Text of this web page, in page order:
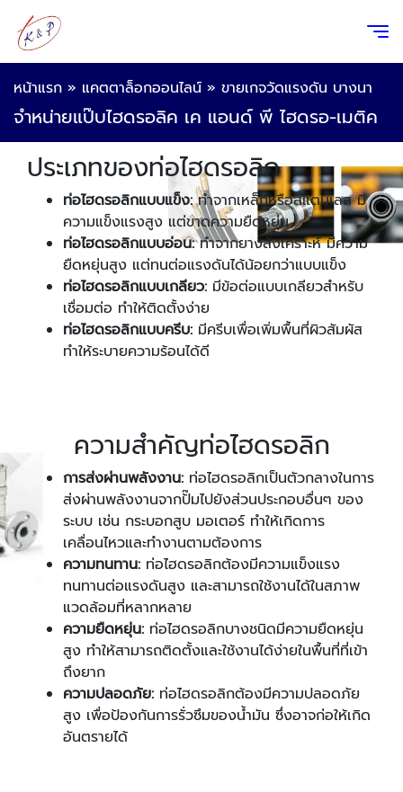
หน้าแรก » แคตตาล็อกออนไลน์ » ขายเกจวัดแรงดัน บางนา
จำหน่ายแป๊บไฮดรอลิค เค แอนด์ พี ไฮดรอ-เมติค
ประเภทของท่อไฮดรอลิก
ท่อไฮดรอลิกแบบแข็ง:ทำจากเหล็กหรือสแตนเลส มี
ความแข็งแรงสูง แต่ขาดความยืดหยุ่น
ท่อไฮดรอลิกแบบอ่อน:ทำจากยางสังเคราะห์ มีความ
ยืดหยุ่นสูง แต่ทนต่อแรงดันได้น้อยกว่าแบบแข็ง
ท่อไฮดรอลิกแบบเกลียว: มีข้อต่อแบบเกลียวสำหรับ
เชื่อมต่อ ทำให้ติดตั้งง่าย
ท่อไฮดรอลิกแบบครีบ: มีครีบเพื่อเพิ่มพื้นที่ผิวสัมผัส
ทำให้ระบายความร้อนได้ดี
ความสำคัญท่อไฮดรอลิก
การส่งผ่านพลังงาน: ท่อไฮดรอลิกเป็นตัวกลางในการ
ส่งผ่านพลังงานจากปั๊มไปยังส่วนประกอบอื่นๆ ของ
ระบบ เช่น กระบอกสูบ มอเตอร์ ทำให้เกิดการ
เคลื่อนไหวและทำงานตามต้องการ
ความทนทาน: ท่อไฮดรอลิกต้องมีความแข็งแรง
ทนทานต่อแรงดันสูง และสามารถใช้งานได้ในสภาพ
แวดล้อมที่หลากหลาย
ความยืดหยุ่น: ท่อไฮดรอลิกบางชนิดมีความยืดหยุ่น
สูง ทำให้สามารถติดตั้งและใช้งานได้ง่ายในพื้นที่ที่เข้า
ถึงยาก
ความปลอดภัย: ท่อไฮดรอลิกต้องมีความปลอดภัย
สูง เพื่อป้องกันการรั่วซึมของน้ำมัน ซึ่งอาจก่อให้เกิด
อันตรายได้